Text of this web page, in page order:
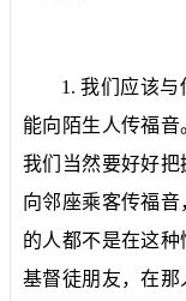
1.我们应该与
能向陌生人传福音
我们当然要好好
向邻座乘客传福
的人都不是在这
基督徒朋友，在